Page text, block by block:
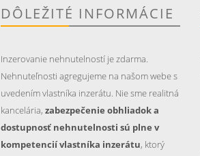
DÔLEŽITÉ INFORMÁCIE
Inzerovanie nehnutelností je zdarma.
Nehnuteľnosti agregujeme na našom webe s
uvedením vlastníka inzerátu. Nie sme realitná
kancelária, zabezpečenie obhliadok a
dostupnosť nehnutelnosti sú plne v
kompetencií vlastníka inzerátu, ktorý